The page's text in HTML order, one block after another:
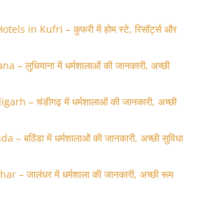
in Kufri – कुफरी में होम स्‍टे, रिसॉर्ट्स और
लुधियाना में धर्मशालाओं की जानकारी, अच्छी
– चंडीगढ़ में धर्मशालाओं की जानकारी, अच्छी
बठिंडा में धर्मशालाओं की जानकारी, अच्छी सुविधा
जालंधर में धर्मशाला की जानकारी, अच्छी रूम